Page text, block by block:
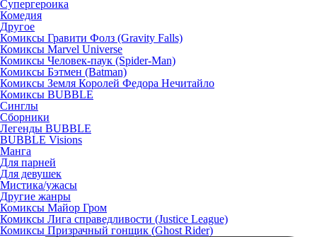
Супергероика
Комедия
Другое
Комиксы Гравити Фолз (Gravity Falls)
Комиксы Marvel Universe
Комиксы Человек-паук (Spider-Man)
Комиксы Бэтмен (Batman)
Комиксы Земля Королей Федора Нечитайло
Комиксы BUBBLE
Синглы
Сборники
Легенды BUBBLE
BUBBLE Visions
Манга
Для парней
Для девушек
Мистика/ужасы
Другие жанры
Комиксы Майор Гром
Комиксы Лига справедливости (Justice League)
Комиксы Призрачный гонщик (Ghost Rider)